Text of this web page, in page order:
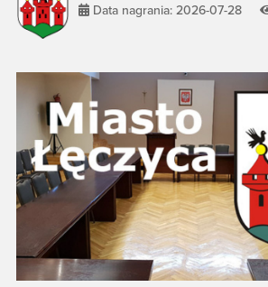
Data nagrania: 2026-07-28